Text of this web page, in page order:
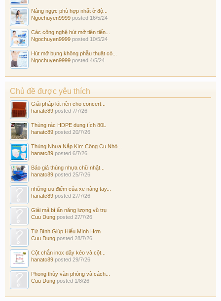
Nâng ngực phù hợp nhất ở độ...
Ngochuyen9999 posted 16/5/24
Các công nghệ hút mỡ tiên tiến...
Ngochuyen9999 posted 10/5/24
Hút mỡ bụng không phẫu thuật có...
Ngochuyen9999 posted 4/5/24
Chủ đề được yêu thích
Giải pháp lót nền cho concert...
hanatc89 posted 7/7/26
Thùng rác HDPE dung tích 80L
hanatc89 posted 20/7/26
Thùng Nhựa Nắp Kín: Công Cụ Nhỏ...
hanatc89 posted 6/7/26
Báo giá thùng nhựa chữ nhật...
hanatc89 posted 25/7/26
những ưu điểm của xe nâng tay...
hanatc89 posted 27/7/26
Giải mã bí ẩn năng lượng vũ trụ
Cuu Dung posted 27/7/26
Tử Bình Giúp Hiểu Mình Hơn
Cuu Dung posted 28/7/26
Cột chắn inox dây kéo và cột...
hanatc89 posted 29/7/26
Phong thủy văn phòng và cách...
Cuu Dung posted 1/8/26